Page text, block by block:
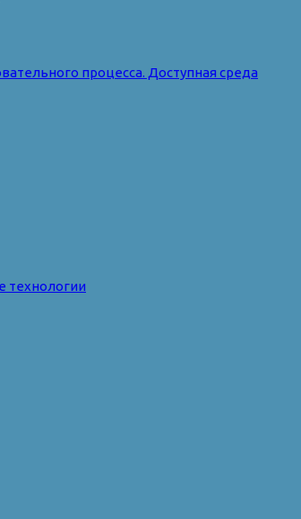
процесса. Доступная среда
технологии